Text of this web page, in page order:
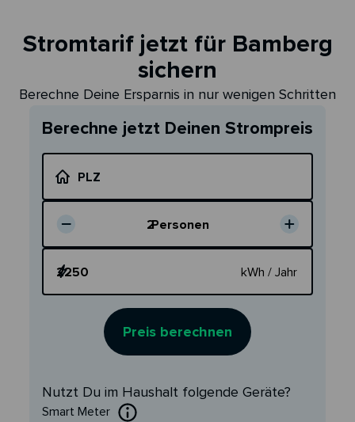
Stromtarif jetzt für Bamberg
sichern
Berechne Deine Ersparnis in nur wenigen Schritten
Berechne jetzt Deinen Strompreis
PLZ
2Personen
kWh / Jahr
Nutzt Du im Haushalt folgende Geräte?
Smart Meter
Preis berechnen